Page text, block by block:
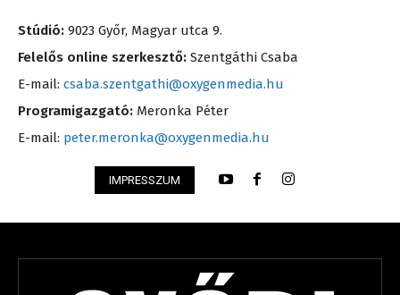
Stúdió: 9023 Győr, Magyar utca 9.
Felelős online szerkesztő: Szentgáthi Csaba
E-mail: csaba.szentgathi@oxygenmedia.hu
Programigazgató: Meronka Péter
E-mail: peter.meronka@oxygenmedia.hu
IMPRESSZUM